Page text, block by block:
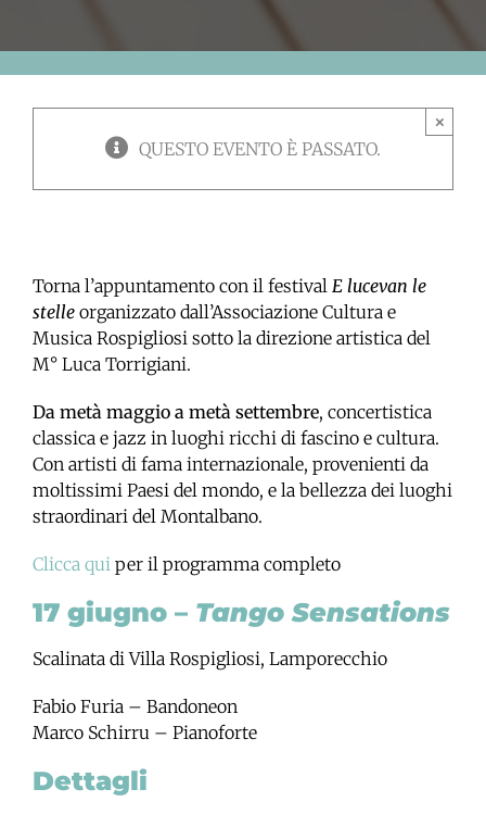
QUESTO EVENTO È PASSATO.
×
Torna l’appuntamento con il festival E lucevan le
stelle organizzato dall’Associazione Cultura e
Musica Rospigliosi sotto la direzione artistica del
M° Luca Torrigiani.
Da metà maggio a metà settembre, concertistica
classica e jazz in luoghi ricchi di fascino e cultura.
Con artisti di fama internazionale, provenienti da
moltissimi Paesi del mondo, e la bellezza dei luoghi
straordinari del Montalbano.
Clicca qui per il programma completo
17 giugno – Tango Sensations
Scalinata di Villa Rospigliosi, Lamporecchio
Fabio Furia – Bandoneon
Marco Schirru – Pianoforte
Dettagli